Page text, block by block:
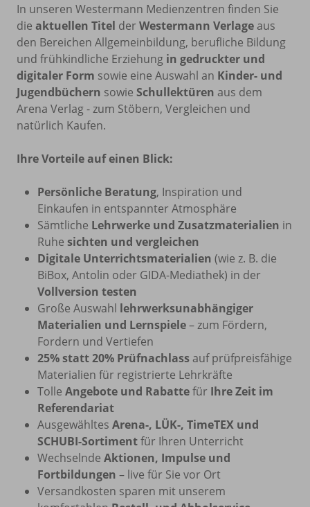
In unseren Westermann Medienzentren finden Sie
die aktuellen Titel der Westermann Verlage aus
den Bereichen Allgemeinbildung, berufliche Bildung
und frühkindliche Erziehung in gedruckter und
digitaler Form sowie eine Auswahl an Kinder- und
Jugendbüchern sowie Schullektüren aus dem
Arena Verlag - zum Stöbern, Vergleichen und
natürlich Kaufen.
Ihre Vorteile auf einen Blick:
Persönliche Beratung, Inspiration und
Einkaufen in entspannter Atmosphäre
Sämtliche Lehrwerke und Zusatzmaterialien in
Ruhe sichten und vergleichen
Digitale Unterrichtsmaterialien (wie z. B. die
BiBox, Antolin oder GIDA-Mediathek) in der
Vollversion testen
Große Auswahl lehrwerksunabhängiger
Materialien und Lernspiele– zum Fördern,
Fordern und Vertiefen
25% statt 20% Prüfnachlass auf prüfpreisfähige
Materialien für registrierte Lehrkräfte
Tolle Angebote und Rabattefür Ihre Zeit im
Referendariat
Ausgewähltes Arena-, LÜK-, TimeTEX und
SCHUBI-Sortimentfür Ihren Unterricht
Wechselnde Aktionen, Impulse und
Fortbildungen – live für Sie vor Ort
Versandkosten sparen mit unserem